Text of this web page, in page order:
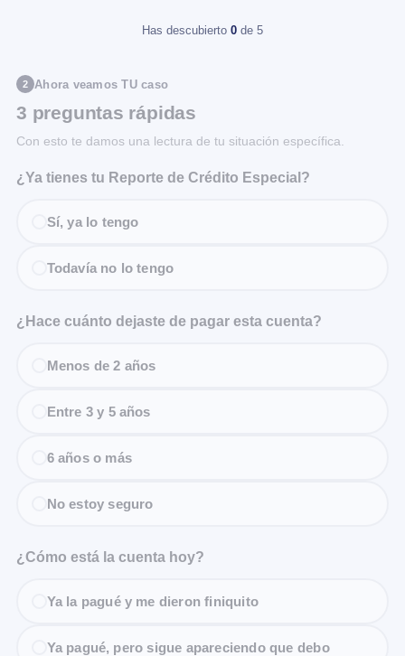
Has descubierto 0 de 5
2 Ahora veamos TU caso
3 preguntas rápidas
Con esto te damos una lectura de tu situación específica.
¿Ya tienes tu Reporte de Crédito Especial?
Sí, ya lo tengo
Todavía no lo tengo
¿Hace cuánto dejaste de pagar esta cuenta?
Menos de 2 años
Entre 3 y 5 años
6 años o más
No estoy seguro
¿Cómo está la cuenta hoy?
Ya la pagué y me dieron finiquito
Ya pagué, pero sigue apareciendo que debo